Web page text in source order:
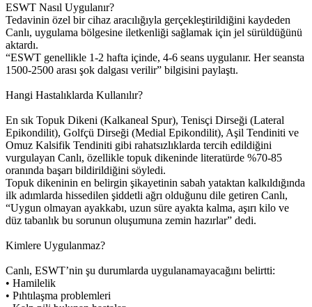
ESWT Nasıl Uygulanır?
Tedavinin özel bir cihaz aracılığıyla gerçekleştirildiğini kaydeden
Canlı, uygulama bölgesine iletkenliği sağlamak için jel sürüldüğünü
aktardı.
“ESWT genellikle 1-2 hafta içinde, 4-6 seans uygulanır. Her seansta
1500-2500 arası şok dalgası verilir” bilgisini paylaştı.
Hangi Hastalıklarda Kullanılır?
En sık Topuk Dikeni (Kalkaneal Spur), Tenisçi Dirseği (Lateral
Epikondilit), Golfçü Dirseği (Medial Epikondilit), Aşil Tendiniti ve
Omuz Kalsifik Tendiniti gibi rahatsızlıklarda tercih edildiğini
vurgulayan Canlı, özellikle topuk dikeninde literatürde %70-85
oranında başarı bildirildiğini söyledi.
Topuk dikeninin en belirgin şikayetinin sabah yataktan kalkıldığında
ilk adımlarda hissedilen şiddetli ağrı olduğunu dile getiren Canlı,
“Uygun olmayan ayakkabı, uzun süre ayakta kalma, aşırı kilo ve
düz tabanlık bu sorunun oluşumuna zemin hazırlar” dedi.
Kimlere Uygulanmaz?
Canlı, ESWT’nin şu durumlarda uygulanamayacağını belirtti:
• Hamilelik
• Pıhtılaşma problemleri